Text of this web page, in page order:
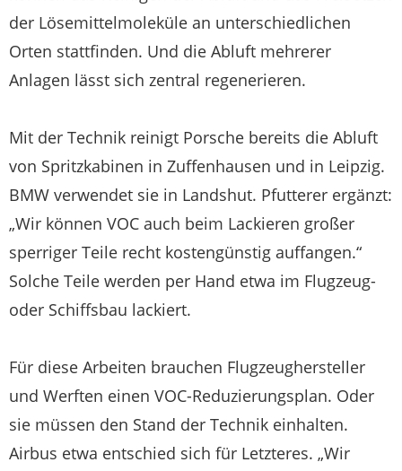
der Lösemittelmoleküle an unterschiedlichen
Orten stattfinden. Und die Abluft mehrerer
Anlagen lässt sich zentral regenerieren.
Mit der Technik reinigt Porsche bereits die Abluft
von Spritzkabinen in Zuffenhausen und in Leipzig.
BMW verwendet sie in Landshut. Pfutterer ergänzt:
„Wir können VOC auch beim Lackieren großer
sperriger Teile recht kostengünstig auffangen.“
Solche Teile werden per Hand etwa im Flugzeug-
oder Schiffsbau lackiert.
Für diese Arbeiten brauchen Flugzeughersteller
und Werften einen VOC-Reduzierungsplan. Oder
sie müssen den Stand der Technik einhalten.
Airbus etwa entschied sich für Letzteres. „Wir